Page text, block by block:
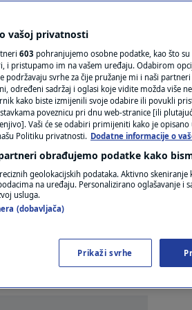
N1(DIS)INFO
FOTO
VIDEO
provode
misle
utjecaj društvenih mreža
Europska komisija
vašoj privatnosti
603 pohranjujemo osobne podatke, kao što
i pristupamo im na vašem uređaju. Odabirom
podržavaju svrhe za čije pružanje mi i naši
određeni sadržaj i oglasi koje vidite možda više
kako biste izmijenili svoje odabire ili povukli
poveznicu pri dnu web-stranice [ili
Vaši će se odabiri primijeniti kako je
Politiku privatnosti. Dodatne informacije o
obrađujemo podatke kako
geolokacijskih podataka. Aktivno
na uređaju. Personalizirano oglašavanje i
usluga.
(dobavljača)
Prikaži svrhe